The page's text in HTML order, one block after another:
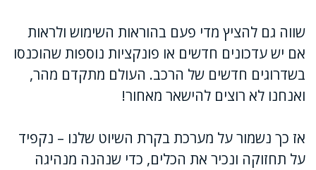
שווה גם להציץ מדי פעם בהוראות השימוש ולראות
אם יש עדכונים חדשים או פונקציות נוספות שהוכנסו
בשדרוגים חדשים של הרכב. העולם מתקדם מהר,
ואנחנו לא רוצים להישאר מאחור!
אז כך נשמור על מערכת בקרת השיוט שלנו – נקפיד
על תחזוקה ונכיר את הכלים, כדי שנהנה מנהיגה